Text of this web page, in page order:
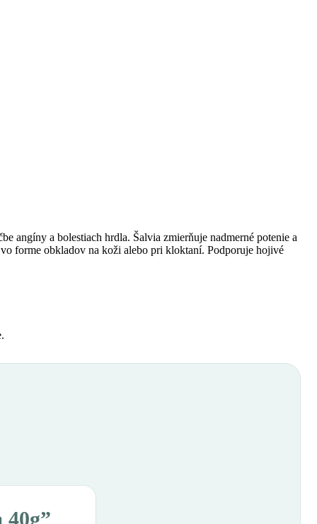
angíny a bolestiach hrdla. Šalvia zmierňuje nadmerné potenie a
forme obkladov na koži alebo pri kloktaní. Podporuje hojivé